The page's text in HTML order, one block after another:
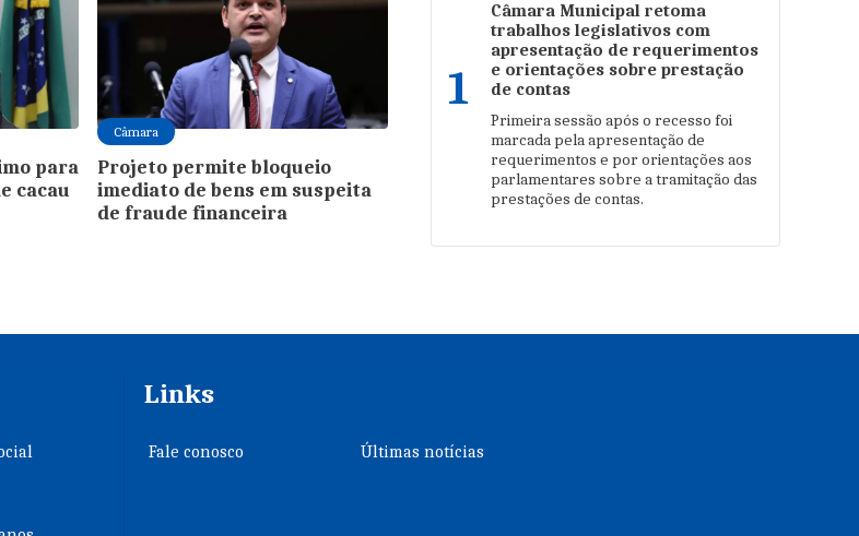
para
cacau
Câmara
Projeto permite bloqueio
imediato de bens em suspeita
de fraude financeira
1
Câmara Municipal retoma
trabalhos legislativos com
apresentação de requerimentos
e orientações sobre prestação
de contas
Primeira sessão após o recesso foi
marcada pela apresentação de
requerimentos e por orientações aos
parlamentares sobre a tramitação das
prestações de contas.
Links
Fale conosco Últimas notícias